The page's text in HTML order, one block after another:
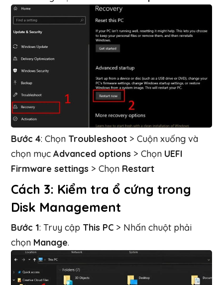
Bước 4: Chọn Troubleshoot > Cuộn xuống và
chọn mục Advanced options > Chọn UEFI
Firmware settings > Chọn Restart
Cách 3: Kiểm tra ổ cứng trong
Disk Management
Bước 1: Truy cập This PC > Nhấn chuột phải
chọn Manage.